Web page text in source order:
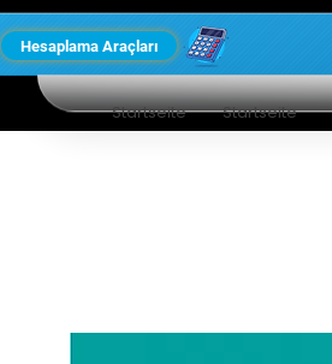
Hesaplama Araçları
Startseite Startseite